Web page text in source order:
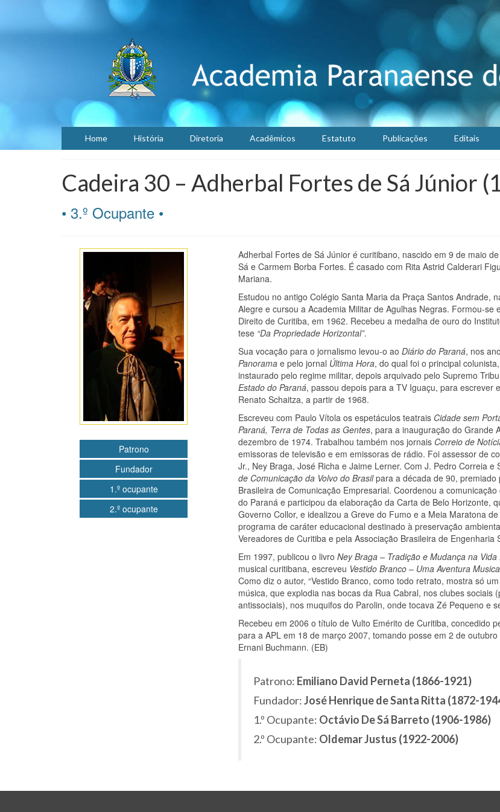
Home História Diretoria Acadêmicos Estatuto Publicações Editais
Cadeira 30 – Adherbal Fortes de Sá Júnior
• 3.º Ocupante •
Patrono
Fundador
1.º ocupante
2.º ocupante
Adherbal Fortes de Sá Júnior é curitibano, nascido em 9 de maio
Sá e Carmem Borba Fortes. É casado com Rita Astrid Calderari
Mariana.
Estudou no antigo Colégio Santa Maria da Praça Santos Andra­de,
Alegre e cursou a Academia Militar de Agulhas Negras. Formou-se
Direito de Curitiba, em 1962. Recebeu a medalha de ouro do
tese “Da Propriedade Horizontal”.
Sua vocação para o jornalismo levou-o ao Diário do Paraná, nos
Panorama e pelo jornal Última Hora, do qual foi o principal
instaurado pelo regime militar, depois arquivado pelo Supremo
Estado do Paraná, passou depois para a TV Iguaçu, para escrever
Renato Schaitza, a partir de 1968.
Escreveu com Paulo Vítola os espetáculos teatrais Cidade sem
Paraná, Terra de Todas as Gentes, para a inauguração do Grande
dezembro de 1974. Trabalhou também nos jornais Correio de
emissoras de televisão e em emissoras de rádio. Foi assessor de
Jr., Ney Braga, José Richa e Jaime Lerner. Com J. Pedro Correia e
de Comunicação da Volvo do Brasilpara a década de 90, premiado
Brasileira de Comunicação Empresarial. Coordenou a
do Paraná e participou da elaboração da Carta de Belo Horizonte,
Governo Collor, e idealizou a Greve do Fumo e a Meia Maratona
programa de caráter educacional destinado à preservação
Vereadores de Curitiba e pela Associação Brasileira de Engenharia
Em 1997, publicou o livro Ney Braga – Tradição e Mudança na Vida
musical curitibana, escreveu Vestido Branco – Uma Aventura
Como diz o autor, “Vestido Branco, como todo retrato, mostra só
música, que explodia nas bocas da Rua Cabral, nos clubes sociais
antissociais), nos muquifos do Paro­lin, onde tocava Zé Pequeno e
Recebeu em 2006 o título de Vulto Emérito de Curitiba, concedido
para a APL em 18 de março 2007, tomando posse em 2 de
Ernani Buchmann. (EB)
Patrono: Emiliano David Perneta (1866-1921)
Fundador:José Henrique de Santa Ritta (1872-
1.º Ocupante: Octávio De Sá Barreto (1906-1986)
2.º Ocupante: Oldemar Justus (1922-2006)